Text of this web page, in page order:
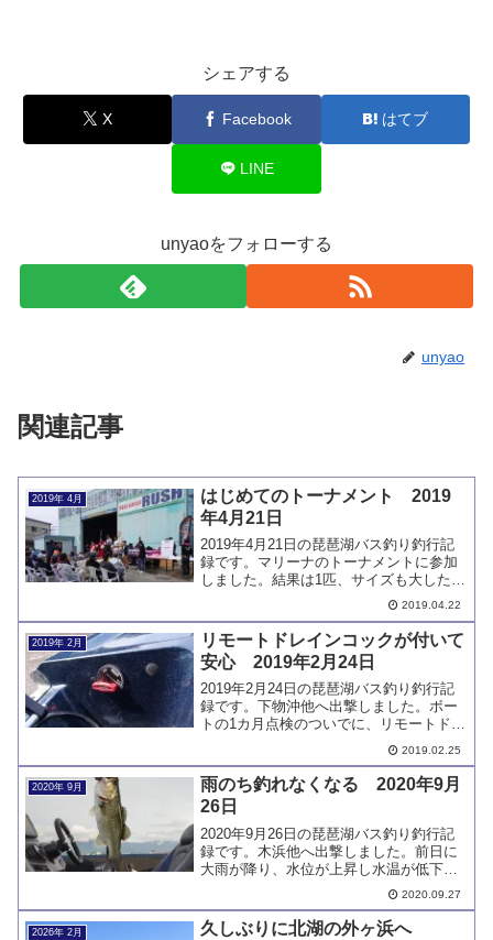
シェアする
X Facebook はてブ
LINE
unyaoをフォローする
unyao
関連記事
2019年 4月
はじめてのトーナメント 2019
年4月21日
2019年4月21日の琵琶湖バス釣り釣行記
録です。マリーナのトーナメントに参加
しました。結果は1匹、サイズも大したこ
とがなく、辛うじてノーフィッシュを免
2019.04.22
2019年 2月
リモートドレインコックが付いて
安心 2019年2月24日
2019年2月24日の琵琶湖バス釣り釣行記
録です。下物沖他へ出撃しました。ボー
トの1カ月点検のついでに、リモートドレ
インコックを付けてもらいました。釣り
の方は、下物沖の大船団のため、思うよ
うにできませんでした。
2019.02.25
2020年 9月
雨のち釣れなくなる 2020年9月
26日
2020年9月26日の琵琶湖バス釣り釣行記
録です。木浜他へ出撃しました。前日に
大雨が降り、水位が上昇し水温が低下し
ました。雨が降る前と同じような釣りを
したら、バスの反応は良くありませんで
した。
2020.09.27
2026年 2月
久しぶりに北湖の外ヶ浜へ